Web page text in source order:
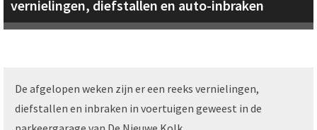
vernielingen, diefstallen en auto-inbraken
De afgelopen weken zijn er een reeks vernielingen,
diefstallen en inbraken in voertuigen geweest in de